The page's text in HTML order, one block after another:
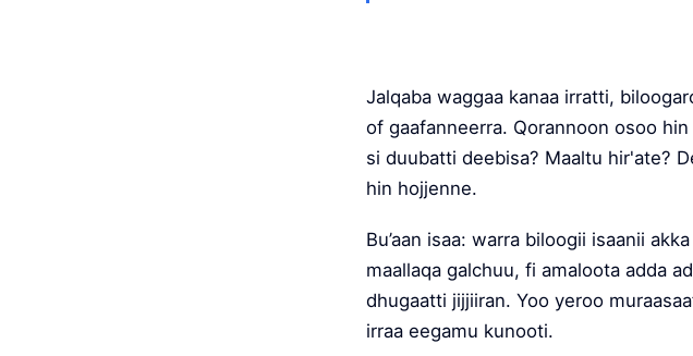
Jalqaba waggaa kanaa irratti,
of gaafanneerra. Qorannoon osoo
si duubatti deebisa? Maaltu hir'ate?
hin hojjenne.
Bu’aan isaa: warra biloogii isaanii
maallaqa galchuu, fi amaloota adda
dhugaatti jijjiiran. Yoo yeroo
irraa eegamu kunooti.